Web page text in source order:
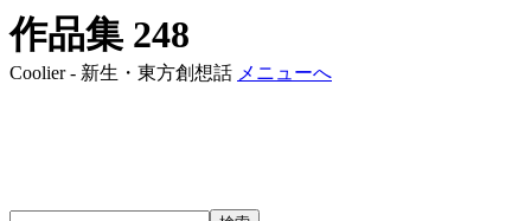
作品集 248
Coolier - 新生・東方創想話 メニューへ